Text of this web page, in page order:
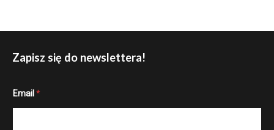
Zapisz się do newslettera!
EEmail *